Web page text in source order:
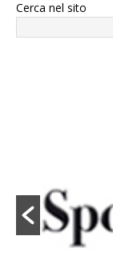
Cerca nel sito